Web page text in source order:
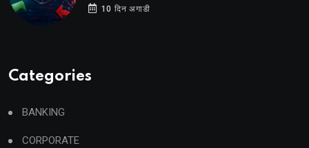
10 दिन अगाडी
Categories
BANKING
CORPORATE